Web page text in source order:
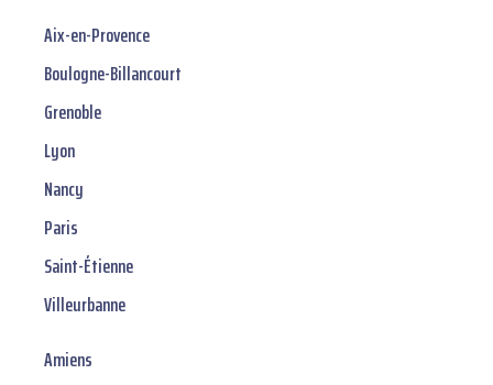
Aix-en-Provence
Boulogne-Billancourt
Grenoble
Lyon
Nancy
Paris
Saint-Étienne
Villeurbanne
Amiens